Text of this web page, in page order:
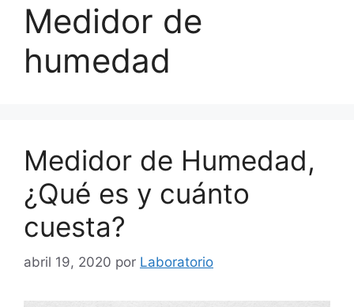
Medidor de
humedad
Medidor de Humedad,
¿Qué es y cuánto
cuesta?
abril 19, 2020 por Laboratorio